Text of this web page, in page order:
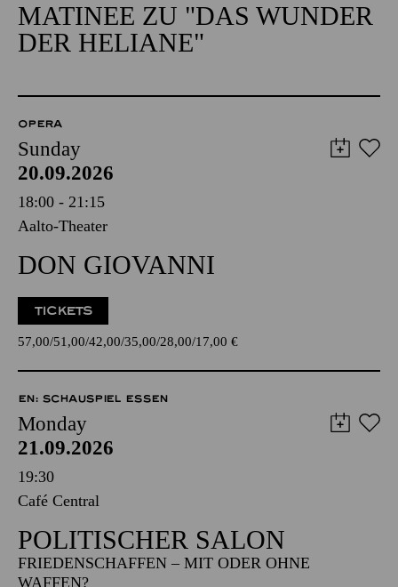
MATINEE ZU "DAS WUNDER
DER HELIANE"
OPERA
Sunday
20.09.2026
18:00 - 21:15
Aalto-Theater
DON GIOVANNI
TICKETS
57,00 51,00 42,00 35,00 28,00 17,00 €
EN: SCHAUSPIEL ESSEN
Monday
21.09.2026
19:30
Café Central
POLITISCHER SALON
FRIEDENSCHAFFEN – MIT ODER OHNE
WAFFEN?